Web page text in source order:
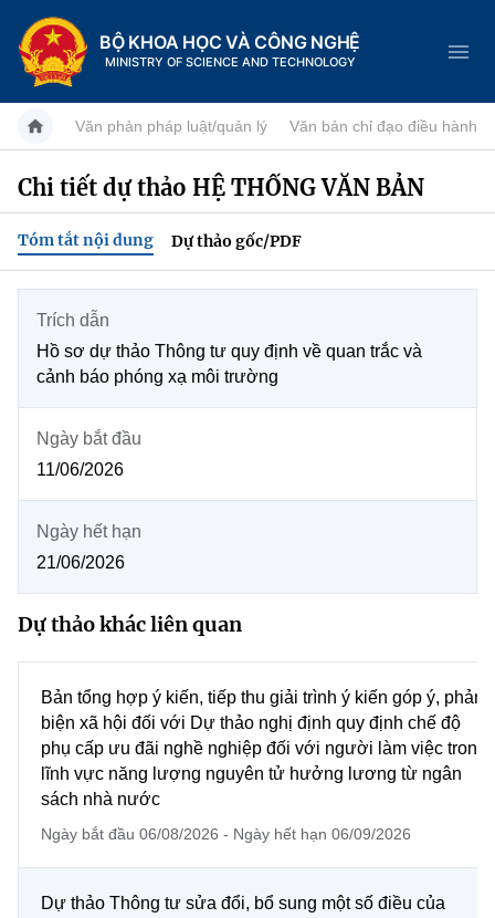
BỘ KHOA HỌC VÀ CÔNG NGHỆ
MINISTRY OF SCIENCE AND TECHNOLOGY
Danh mục
Trang chủ
Giới thiệu
Chức năng nhiệm vụ
Lịch sử phát triển
Sở Khoa học và Công nghệ
Tin tức sự kiện
Đổi mới sáng tạo
Chuyển đổi số
Sở hữu trí tuệ
Tiêu chuẩn, đo lường, chất lượng
Năng lượng nguyên tử
Tin tổng hợp
Tin địa phương
Dịch vụ công
Hệ thống văn bản
Văn bản chỉ đạo điều hành
Lấy ý kiến người dân về dự thảo VBQPPL
THỐNG KÊ
Khoa học và Công nghệ
Đổi mới sáng tạo
Chuyển đổi số
Bưu chính, Viễn thông
Sở hữu trí tuệ
Multimedia
THƯ ĐIỆN TỬ
Khác
Videos
Infographic
Voice
Văn phản pháp luật/quản lý Văn bản chỉ đạo điều hành
Chi tiết dự thảo HỆ THỐNG VĂN BẢN
Tóm tắt nội dung Dự thảo gốc/PDF
Trích dẫn
Hồ sơ dự thảo Thông tư quy định về quan trắc và
cảnh báo phóng xạ môi trường
Ngày bắt đầu
11/06/2026
Ngày hết hạn
21/06/2026
Dự thảo khác liên quan
Bản tổng hợp ý kiến, tiếp thu giải trình ý kiến góp ý, phản
biện xã hội đối với Dự thảo nghị định quy định chế độ
phụ cấp ưu đãi nghề nghiệp đối với người làm việc trong
lĩnh vực năng lượng nguyên tử hưởng lương từ ngân
sách nhà nước
Ngày bắt đầu 06/08/2026 - Ngày hết hạn 06/09/2026
Dự thảo Thông tư sửa đổi, bổ sung một số điều của